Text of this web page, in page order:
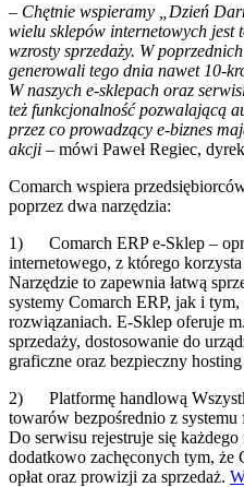
– Chętnie wspieramy „Dzień
wielu sklepów internetowych jest
wzrosty sprzedaży. W
generowali tego dnia nawet 10-
W naszych e-sklepach oraz
też funkcjonalność pozwalającą
przez co prowadzący e-biznes
akcji – mówi Paweł Regiec,
Comarch wspiera
poprzez dwa narzędzia:
1) Comarch ERP e-Sklep –
internetowego, z którego
Narzędzie to zapewnia łatwą
systemy Comarch ERP, jak i
rozwiązaniach. E-Sklep oferuje
sprzedaży, dostosowanie do
graficzne oraz bezpieczny
2) Platformę handlową
towarów bezpośrednio z
Do serwisu rejestruje się
dodatkowo zachęconych tym, że
opłat oraz prowizji za sprzedaż.